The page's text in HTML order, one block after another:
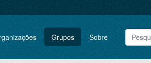
Grupos Sobre